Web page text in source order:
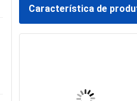
Característica de